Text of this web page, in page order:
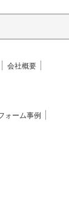
会社概要
ォーム事例